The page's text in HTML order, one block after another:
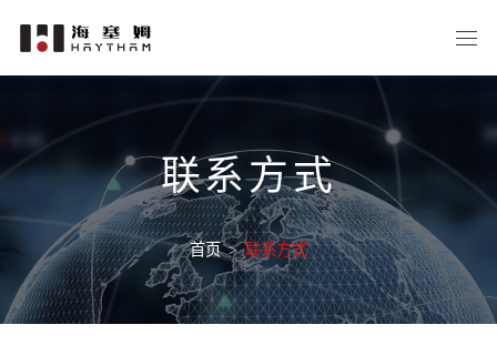
联系方式
首页 > 联系方式